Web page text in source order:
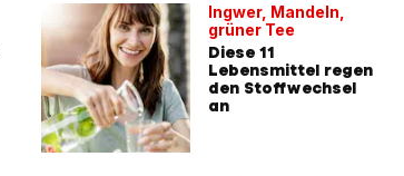
Ingwer, Mandeln,
grüner Tee
Diese 11
Lebensmittel regen
den Stoffwechsel
an